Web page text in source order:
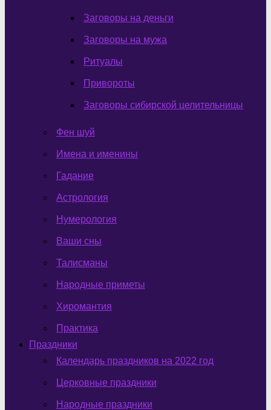
Заговоры на деньги
Заговоры на мужа
Ритуалы
Привороты
Заговоры сибирской целительницы
Фен шуй
Имена и именины
Гадание
Астрология
Нумерология
Ваши сны
Талисманы
Народные приметы
Хиромантия
Практика
Праздники
Календарь праздников на 2022 год
Церковные праздники
Народные праздники